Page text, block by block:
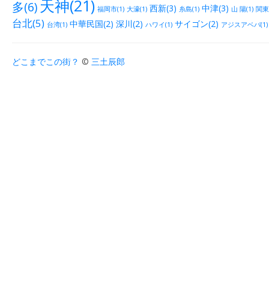
多(6) 天神(21) 福岡市(1) 大濠(1) 西新(3) 糸島(1) 中津(3) 山 陽(1) 関
台北(5) 台湾(1) 中華民国(2) 深川(2) ハワイ(1) サイゴン(2) アジスアベバ(1)
どこまでこの街？ © 三土辰郎